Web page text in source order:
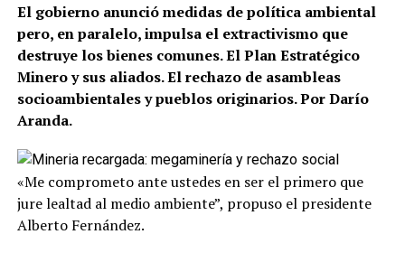
El gobierno anunció medidas de política ambiental
pero, en paralelo, impulsa el extractivismo que
destruye los bienes comunes. El Plan Estratégico
Minero y sus aliados. El rechazo de asambleas
socioambientales y pueblos originarios. Por Darío
Aranda.
«Me comprometo ante ustedes en ser el primero que
jure lealtad al medio ambiente”, propuso el presidente
Alberto Fernández.